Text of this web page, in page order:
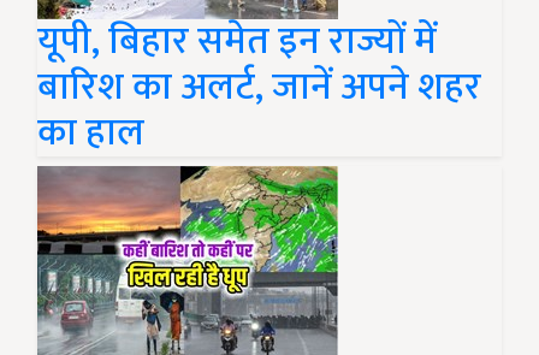
यूपी, बिहार समेत इन राज्यों में
बारिश का अलर्ट, जानें अपने शहर
का हाल